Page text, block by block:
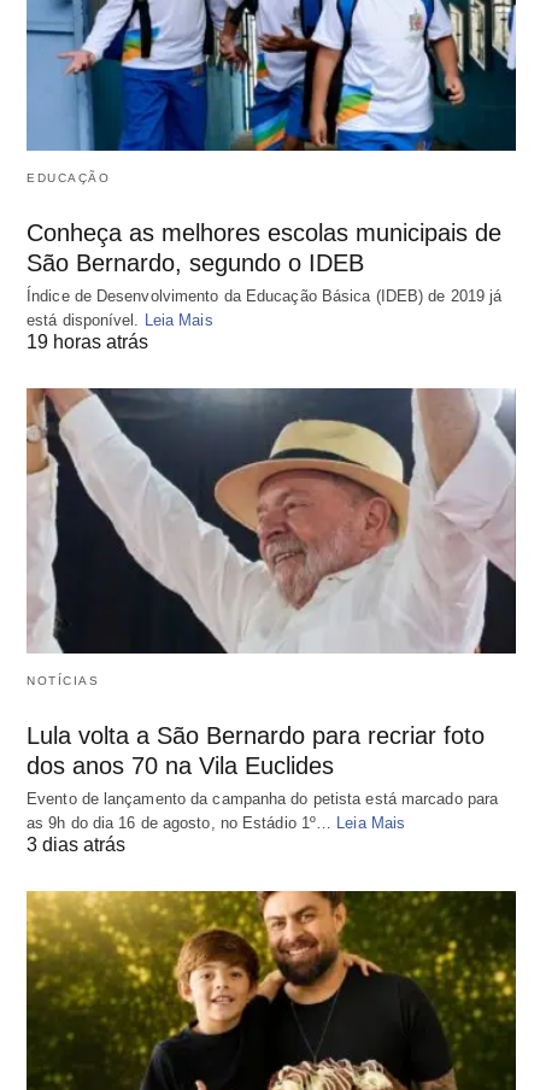
EDUCAÇÃO
Conheça as melhores escolas municipais de
São Bernardo, segundo o IDEB
Índice de Desenvolvimento da Educação Básica (IDEB) de 2019 já
está disponível.
Leia Mais
19 horas atrás
NOTÍCIAS
Lula volta a São Bernardo para recriar foto
dos anos 70 na Vila Euclides
Evento de lançamento da campanha do petista está marcado para
as 9h do dia 16 de agosto, no Estádio 1º… Leia Mais
3 dias atrás